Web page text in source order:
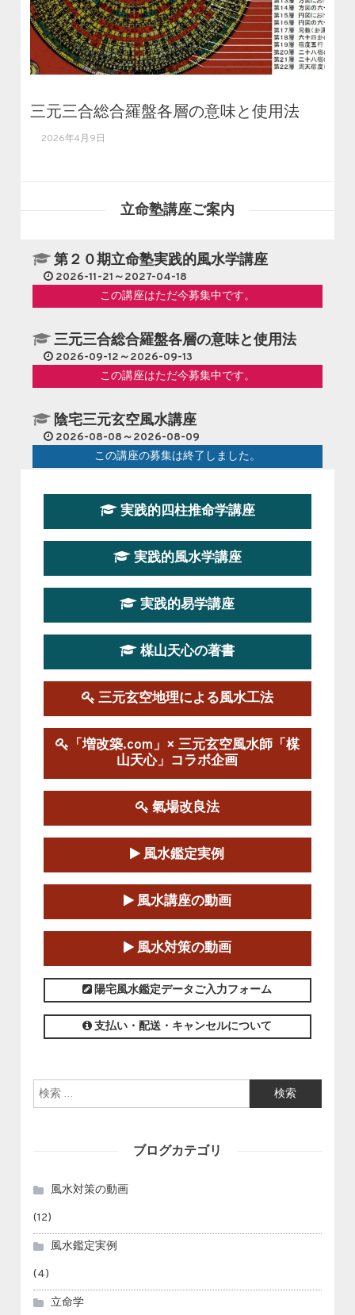
三元三合総合羅盤各層の意味と使用法
2026年4月9日
立命塾講座ご案内
第２０期立命塾実践的風水学講座
2026-11-21～2027-04-18
この講座はただ今募集中です。
三元三合総合羅盤各層の意味と使用法
2026-09-12～2026-09-13
この講座はただ今募集中です。
陰宅三元玄空風水講座
2026-08-08～2026-08-09
この講座の募集は終了しました。
第１９期立命塾『実践的易学講座』
2026-08-22～2026-10-25
第19期立命塾実践的四柱推命学講座
2026-03-20～2026-07-19
第１９期立命塾実践的風水学講座
この講座の募集は終了しました。
陰宅三元玄空風水講座
2025-06-07～2025-06-08
この講座の募集は終了しました。
第１８期立命塾『実践的易学講座』
2025-06-21～2025-08-24
この講座の募集は終了しました。
第１８期立命塾「実践的四柱立命学（四
柱推命学）講座」
2025-01-11～2025-05-11
この講座の募集は終了しました。
実践的四柱推命学講座
実践的風水学講座
実践的易学講座
楳山天心の著書
三元玄空地理による風水工法
「増改築.com」× 三元玄空風水師「楳
山天心」コラボ企画
氣場改良法
風水鑑定実例
風水講座の動画
風水対策の動画
陽宅風水鑑定データご入力フォーム
支払い・配送・キャンセルについて
検索:
ブログカテゴリ
風水対策の動画
(12)
風水鑑定実例
(4)
立命学